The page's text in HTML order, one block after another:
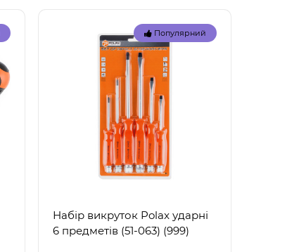
Популярний
Набір викруток Polax ударні
6 предметів (51-063) (999)